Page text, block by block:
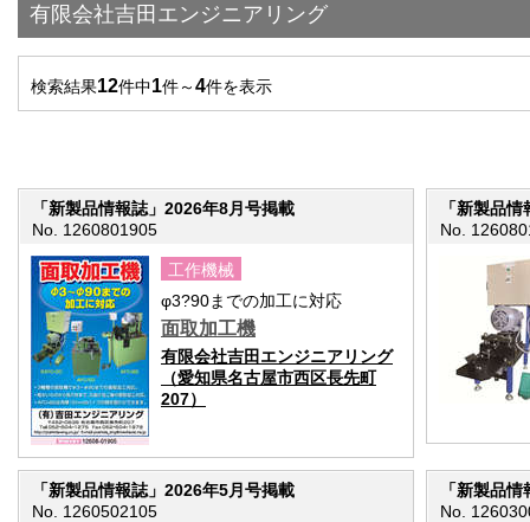
有限会社吉田エンジニアリング
検索結果12件中1件～4件を表示
「新製品情報誌」2026年8月号掲載
No. 1260801905
工作機械
φ3?90までの加工に対応
面取加工機
有限会社吉田エンジニアリング
（愛知県名古屋市西区長先町
207）
「新製品
No.
「新製品情報誌」2026年5月号掲載
No. 1260502105
「新製品
No.